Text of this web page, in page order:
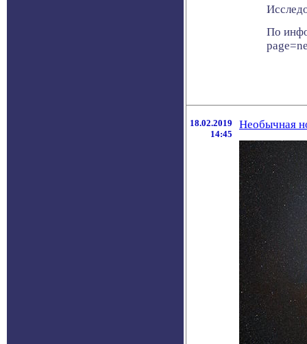
По
18.02.2019
14:45
Необычная